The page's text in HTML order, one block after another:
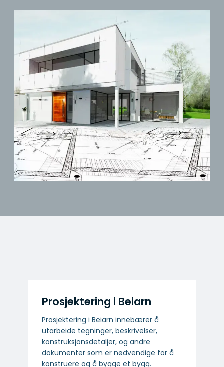
Prosjektering i Beiarn
Prosjektering i Beiarn innebærer å
utarbeide tegninger, beskrivelser,
konstruksjonsdetaljer, og andre
dokumenter som er nødvendige for å
konstruere og å bygge et bygg.